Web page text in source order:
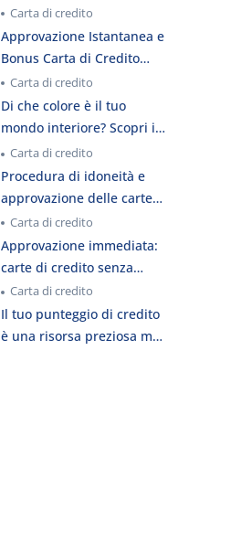
Carta di credito
Approvazione Istantanea e
Bonus Carta di Credito
USA
Carta di credito
Di che colore è il tuo
mondo interiore? Scopri il
tuo vero stato emotivo
Carta di credito
Procedura di idoneità e
approvazione delle carte
di credito
Carta di credito
Approvazione immediata:
carte di credito senza
verifica del credito 2026
Carta di credito
Il tuo punteggio di credito
è una risorsa preziosa ma